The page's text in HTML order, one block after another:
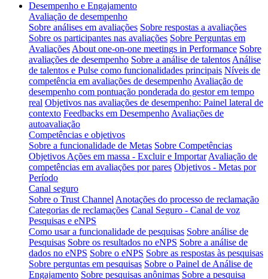
Desempenho e Engajamento
Avaliação de desempenho
Sobre análises em avaliações Sobre respostas a avaliações
Sobre os participantes nas avaliações Sobre Perguntas em
Avaliações About one-on-one meetings in Performance Sobre
avaliações de desempenho Sobre a análise de talentos Análise
de talentos e Pulse como funcionalidades principais Níveis de
competência em avaliações de desempenho Avaliação de
desempenho com pontuação ponderada do gestor em tempo
real Objetivos nas avaliações de desempenho: Painel lateral de
contexto Feedbacks em Desempenho Avaliações de
autoavaliação
Competências e objetivos
Sobre a funcionalidade de Metas Sobre Competências
Objetivos Ações em massa - Excluir e Importar Avaliação de
competências em avaliações por pares Objetivos - Metas por
Período
Canal seguro
Sobre o Trust Channel Anotações do processo de reclamação
Categorias de reclamações Canal Seguro - Canal de voz
Pesquisas e eNPS
Como usar a funcionalidade de pesquisas Sobre análise de
Pesquisas Sobre os resultados no eNPS Sobre a análise de
dados no eNPS Sobre o eNPS Sobre as respostas às pesquisas
Sobre perguntas em pesquisas Sobre o Painel de Análise de
Engajamento Sobre pesquisas anônimas Sobre a pesquisa